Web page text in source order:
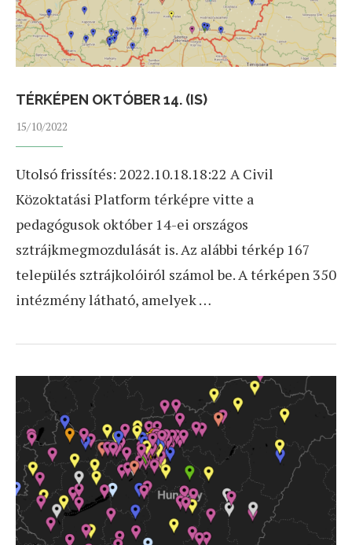
TÉRKÉPEN OKTÓBER 14. (IS)
15/10/2022
Utolsó frissítés: 2022.10.18.18:22 A Civil
Közoktatási Platform térképre vitte a
pedagógusok október 14-ei országos
sztrájkmegmozdulását is. Az alábbi térkép 167
település sztrájkolóiról számol be. A térképen 350
intézmény látható, amelyek …